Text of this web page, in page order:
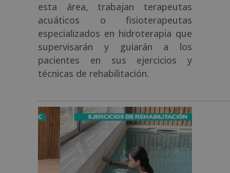
esta área, trabajan terapeutas
acuáticos o fisioterapeutas
especializados en hidroterapia que
supervisarán y guiarán a los
pacientes en sus ejercicios y
técnicas de rehabilitación.